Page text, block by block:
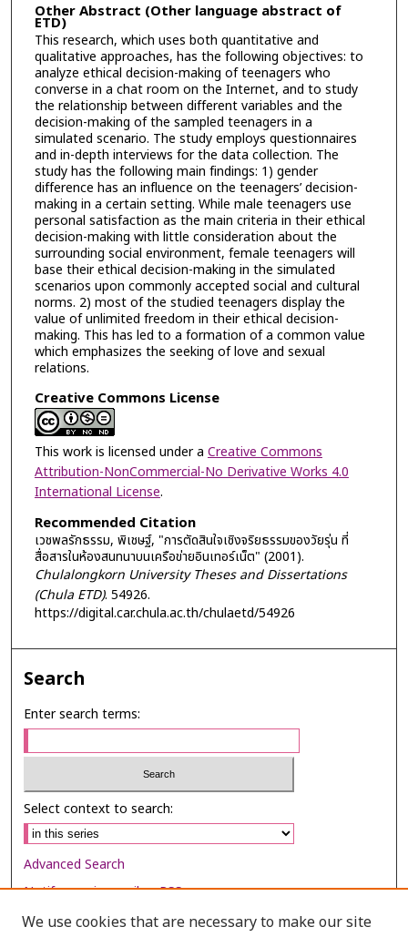
Other Abstract (Other language abstract of
ETD)
This research, which uses both quantitative and
qualitative approaches, has the following objectives: to
analyze ethical decision-making of teenagers who
converse in a chat room on the Internet, and to study
the relationship between different variables and the
decision-making of the sampled teenagers in a
simulated scenario. The study employs questionnaires
and in-depth interviews for the data collection. The
study has the following main findings: 1) gender
difference has an influence on the teenagers’ decision-
making in a certain setting. While male teenagers use
personal satisfaction as the main criteria in their ethical
decision-making with little consideration about the
surrounding social environment, female teenagers will
base their ethical decision-making in the simulated
scenarios upon commonly accepted social and cultural
norms. 2) most of the studied teenagers display the
value of unlimited freedom in their ethical decision-
making. This has led to a formation of a common value
which emphasizes the seeking of love and sexual
relations.
Creative Commons License
This work is licensed under a Creative Commons
Attribution-NonCommercial-No Derivative Works 4.0
International License.
Recommended Citation
เวชพลรักธรรม, พิเชษฐ์, "การตัดสินใจเชิงจริยธรรมของวัยรุ่น ที่
สื่อสารในห้องสนทนาบนเครือข่ายอินเทอร์เน็ต" (2001).
Chulalongkorn University Theses and Dissertations
(Chula ETD). 54926.
https://digital.car.chula.ac.th/chulaetd/54926
Search
Enter search terms:
Select context to search:
Advanced Search
Notify me via email orRSS
We use cookies that are necessary to make our site